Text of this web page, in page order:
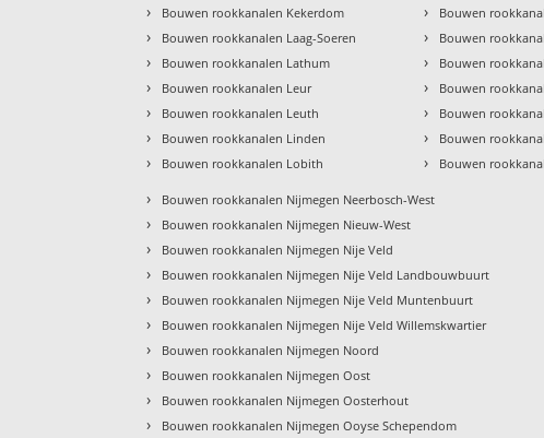
› Bouwen rookkanalen Kekerdom
› Bouwen rookkanalen Laag-Soeren
› Bouwen rookkanalen Lathum
› Bouwen rookkanalen Leur
› Bouwen rookkanalen Leuth
› Bouwen rookkanalen Linden
› Bouwen rookkanalen Lobith
› Bouwen
› Bouwen
› Bouwen
› Bouwen
› Bouwen
› Bouwen
› Bouwen
› Bouwen rookkanalen Nijmegen Neerbosch-West
› Bouwen rookkanalen Nijmegen Nieuw-West
› Bouwen rookkanalen Nijmegen Nije Veld
› Bouwen rookkanalen Nijmegen Nije Veld Landbouwbuurt
› Bouwen rookkanalen Nijmegen Nije Veld Muntenbuurt
› Bouwen rookkanalen Nijmegen Nije Veld Willemskwartier
› Bouwen rookkanalen Nijmegen Noord
› Bouwen rookkanalen Nijmegen Oost
› Bouwen rookkanalen Nijmegen Oosterhout
› Bouwen rookkanalen Nijmegen Ooyse Schependom